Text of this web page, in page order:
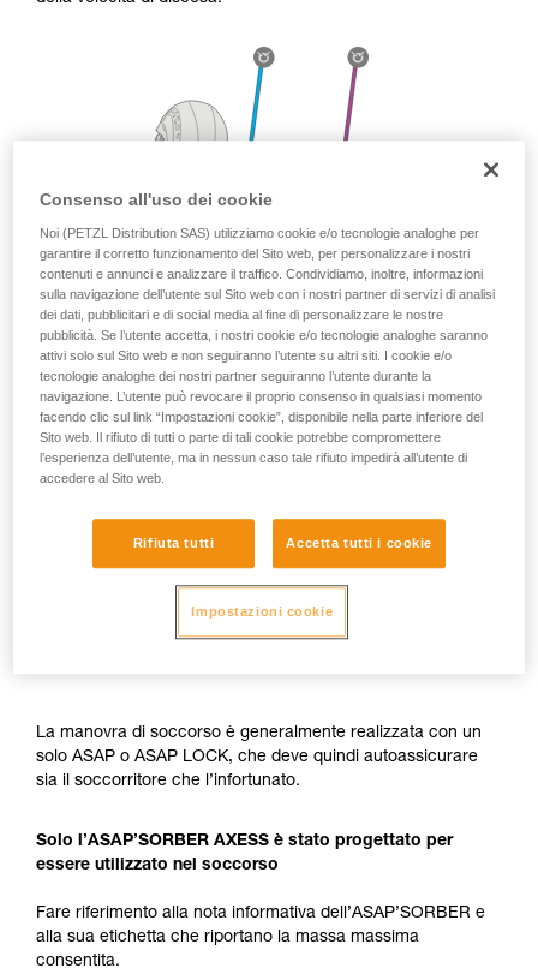
La manovra di soccorso è generalmente realizzata con un
solo ASAP o ASAP LOCK, che deve quindi autoassicurare
sia il soccorritore che l’infortunato.
Solo l’ASAP’SORBER AXESS è stato progettato per
essere utilizzato nel soccorso
Fare riferimento alla nota informativa dell’ASAP’SORBER e
alla sua etichetta che riportano la massa massima
consentita.
Consenso all'uso dei cookie
Noi (PETZL Distribution SAS) utilizziamo cookie e/o tecnologie analoghe per
garantire il corretto funzionamento del Sito web, per personalizzare i nostri
contenuti e annunci e analizzare il traffico. Condividiamo, inoltre, informazioni
sulla navigazione dell’utente sul Sito web con i nostri partner di servizi di analisi
dei dati, pubblicitari e di social media al fine di personalizzare le nostre
pubblicità. Se l’utente accetta, i nostri cookie e/o tecnologie analoghe saranno
attivi solo sul Sito web e non seguiranno l’utente su altri siti. I cookie e/o
tecnologie analoghe dei nostri partner seguiranno l’utente durante la
navigazione. L’utente può revocare il proprio consenso in qualsiasi momento
facendo clic sul link “Impostazioni cookie”, disponibile nella parte inferiore del
Sito web. Il rifiuto di tutti o parte di tali cookie potrebbe compromettere
l’esperienza dell’utente, ma in nessun caso tale rifiuto impedirà all’utente di
accedere al Sito web.
Rifiuta tutti Accetta tutti i cookie
Impostazioni cookie